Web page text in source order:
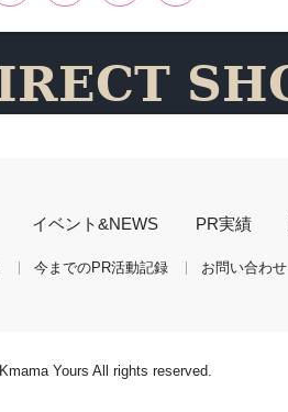
イベント&NEWS PR実績
今までのPR活動記録 お問い合わせ
Kmama Yours All rights reserved.